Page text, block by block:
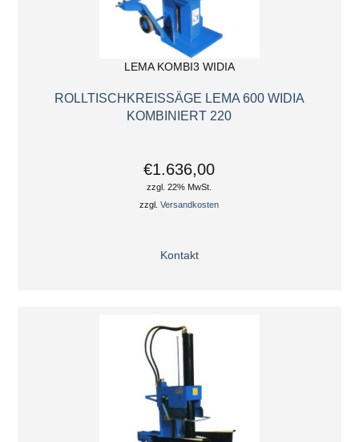
LEMA KOMBI3 WIDIA
ROLLTISCHKREISSÄGE LEMA 600 WIDIA
KOMBINIERT 220
€1.636,00
zzgl. 22% MwSt.
zzgl.Versandkosten
Kontakt